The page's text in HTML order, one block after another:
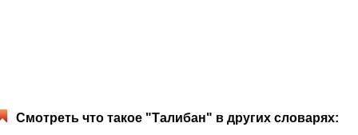
Смотреть что такое "Талибан" в других словарях: